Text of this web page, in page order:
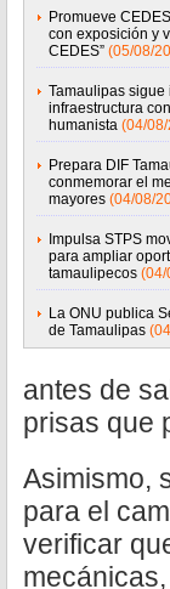
Promueve
con exposición y
CEDES” (05/08/
Tamaulipas
infraestructura
humanista (04/
Prepara DIF
conmemorar el
mayores (04/08/
Impulsa STPS
para ampliar
tamaulipecos (04/
La ONU publica
de Tamaulipas
antes de
prisas que
Asimismo,
para el
verificar